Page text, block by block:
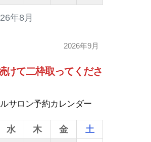
年8月
2026年9月
けて二枠取ってくださ
サロン予約カレンダー
水 木 金 土